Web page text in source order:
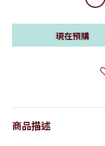
現在預購
商品描述